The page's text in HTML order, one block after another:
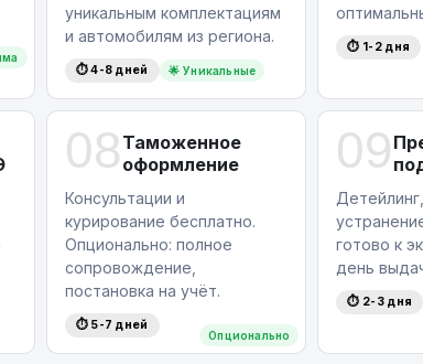
уникальным комплектациям
и автомобилям из региона.
⏱ 4-8 дней 🌟 Уникальные
⏱ 1-2 дня
08 Таможенное
оформление
Опционально
Консультации и
курирование бесплатно.
Опционально: полное
сопровождение,
постановка на учёт.
⏱ 5-7 дней
09
готово к
день
⏱ 2-3 дня